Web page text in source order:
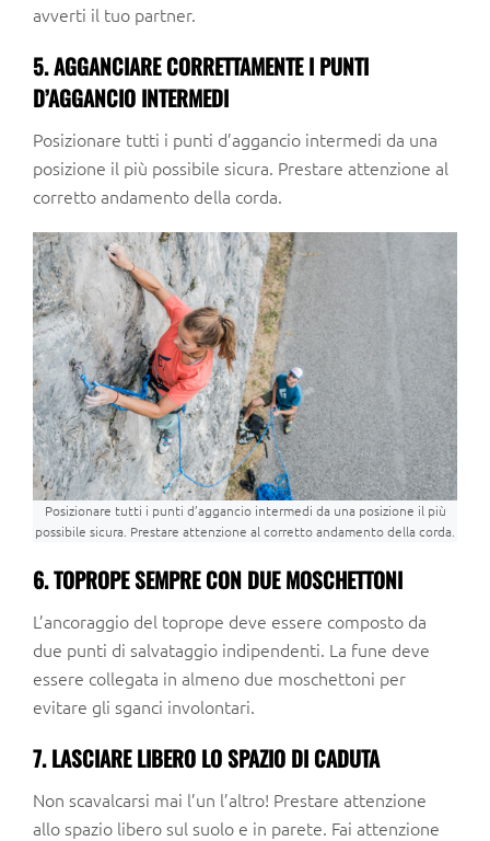
avverti il tuo partner.
5. AGGANCIARE CORRETTAMENTE I PUNTI
D’AGGANCIO INTERMEDI
Posizionare tutti i punti d’aggancio intermedi da una
posizione il più possibile sicura. Prestare attenzione al
corretto andamento della corda.
Posizionare tutti i punti d’aggancio intermedi da una posizione il più
possibile sicura. Prestare attenzione al corretto andamento della corda.
6. TOPROPE SEMPRE CON DUE MOSCHETTONI
L’ancoraggio del toprope deve essere composto da
due punti di salvataggio indipendenti. La fune deve
essere collegata in almeno due moschettoni per
evitare gli sganci involontari.
7. LASCIARE LIBERO LO SPAZIO DI CADUTA
Non scavalcarsi mai l’un l’altro! Prestare attenzione
allo spazio libero sul suolo e in parete. Fai attenzione